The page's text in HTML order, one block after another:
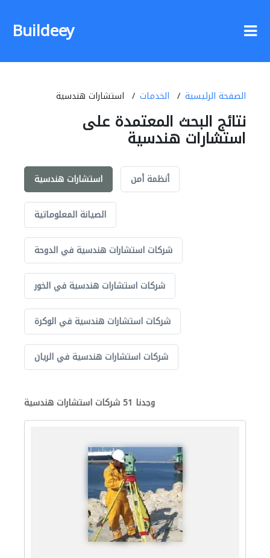
Buildeey
الصفحة الرئيسية الخدمات استشارات هندسية
نتائج البحث المعتمدة على
استشارات هندسية
استشارات هندسية أنظمة أمن
الصيانة المعلوماتية
شركات استشارات هندسية في الدوحة
شركات استشارات هندسية في الخور
شركات استشارات هندسية في الوكرة
شركات استشارات هندسية في الريان
وجدنا 51 شركات استشارات هندسية